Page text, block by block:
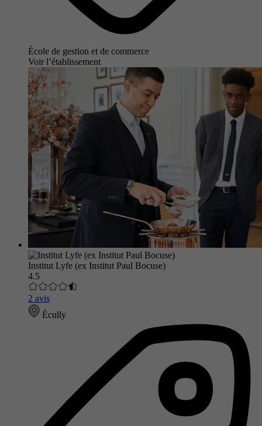
École de gestion et de commerce
Voir l’établissement
Institut Lyfe (ex Institut Paul Bocuse)
4.5
2 avis
Écully